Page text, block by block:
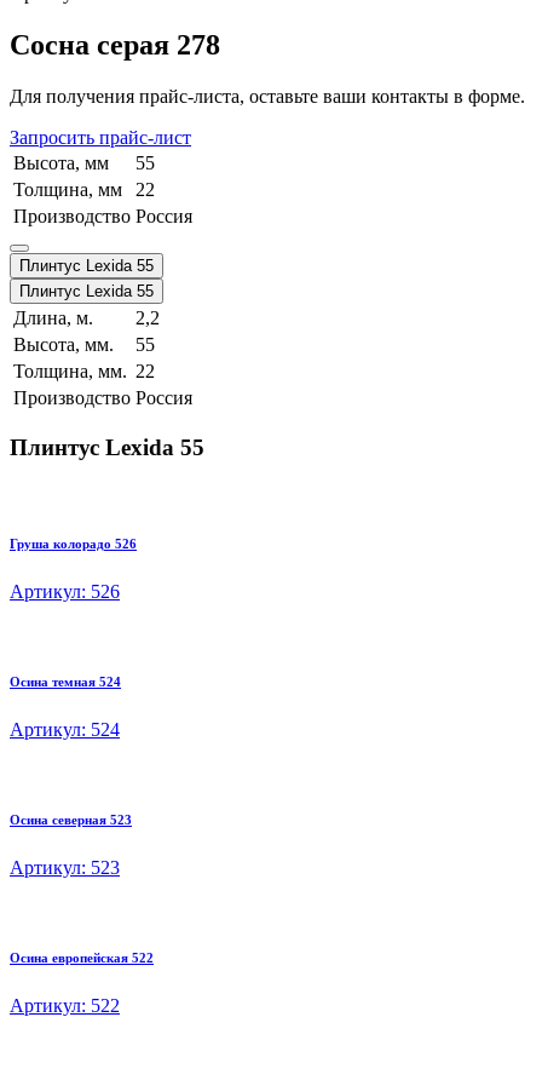
Сосна серая 278
Для получения прайс-листа, оставьте ваши контакты в форме.
Запросить прайс-лист
Высота, мм
55
Толщина, мм
22
Производство Россия
Плинтус Lexida 55
Плинтус Lexida 55
Длина, м.
2,2
Высота, мм.
55
Толщина, мм. 22
Производство Россия
Плинтус Lexida 55
Груша колорадо 526
Артикул: 526
Осина темная 524
Артикул: 524
Осина северная 523
Артикул: 523
Осина европейская 522
Артикул: 522